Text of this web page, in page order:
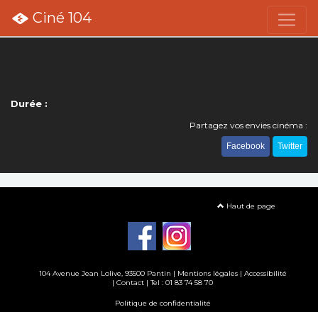
Ciné 104
Durée :
Partagez vos envies cinéma :
Facebook Twitter
Haut de page
104 Avenue Jean Lolive, 93500 Pantin | Mentions légales| Accessibilité
| Contact | Tel : 01 83 74 58 70
Politique de confidentialité